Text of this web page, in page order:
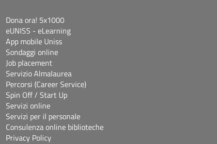
Dona ora! 5x1000
eUNISS - eLearning
App mobile Uniss
Sondaggi online
Job placement
Servizio Almalaurea
Percorsi (Career Service)
Spin Off / Start Up
Servizi online
Servizi per il personale
Consulenza online biblioteche
Privacy Policy